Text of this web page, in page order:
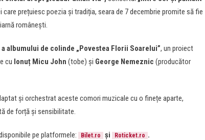
prețuiesc poezia și tradiția, seara de 7 decembrie promite să fie
românești.
albumului de colinde „Povestea Florii Soarelui”, un proiect
cu Ionuț Micu John (tobe) și George Nemeznic (producător
și orchestrat aceste comori muzicale cu o finețe aparte,
de forță și sensibilitate.
pe platformele: Bilet.ro și Roticket.ro .